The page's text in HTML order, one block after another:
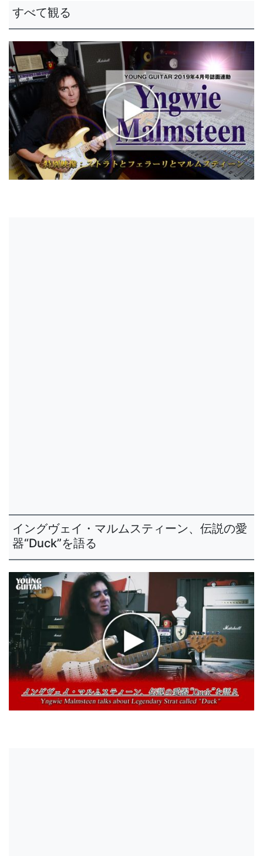
すべて観る
イングヴェイ・マルムスティーン、伝説の愛
器“Duck”を語る